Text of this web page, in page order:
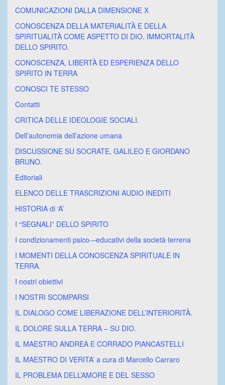
COMUNICAZIONI DALLA DIMENSIONE X
CONOSCENZA DELLA MATERIALITÀ E DELLA
SPIRITUALITÀ COME ASPETTO DI DIO. IMMORTALITÀ
DELLO SPIRITO.
CONOSCENZA, LIBERTÀ ED ESPERIENZA DELLO
SPIRITO IN TERRA
CONOSCI TE STESSO
Contatti
CRITICA DELLE IDEOLOGIE SOCIALI.
Dell’autonomia dell’azione umana
DISCUSSIONE SU SOCRATE, GALILEO E GIORDANO
BRUNO.
Editoriali
ELENCO DELLE TRASCRIZIONI AUDIO INEDITI
HISTORIA di ‘A’
I “SEGNALI” DELLO SPIRITO
I condizionamenti psico-–educativi della società terrena
I MOMENTI DELLA CONOSCENZA SPIRITUALE IN
TERRA.
I nostri obiettivi
I NOSTRI SCOMPARSI
IL DIALOGO COME LIBERAZIONE DELL’INTERIORITÀ.
IL DOLORE SULLA TERRA – SU DIO.
IL MAESTRO ANDREA E CORRADO PIANCASTELLI
IL MAESTRO DI VERITA’ a cura di Marcello Carraro
IL PROBLEMA DELL’AMORE E DEL SESSO